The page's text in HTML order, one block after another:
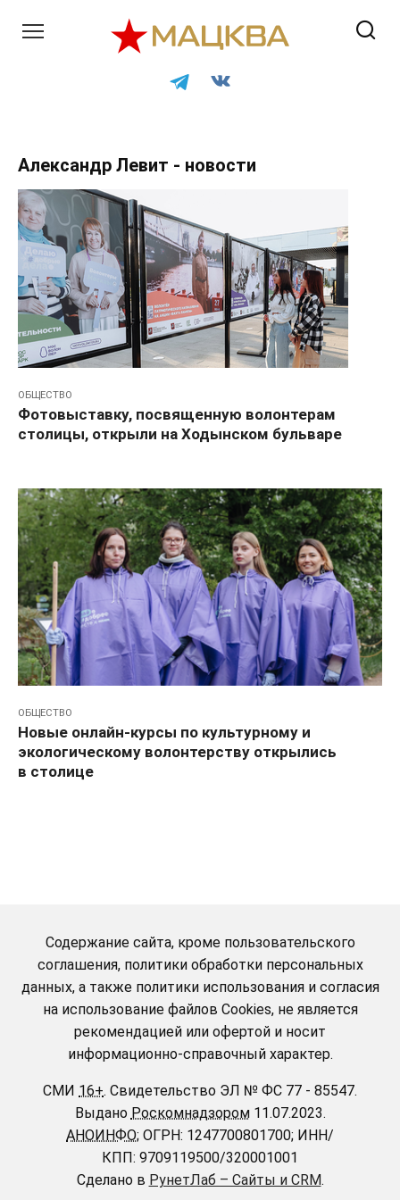
Александр Левит - новости
ОБЩЕСТВО
Фотовыставку, посвященную волонтерам
столицы, открыли на Ходынском бульваре
ОБЩЕСТВО
Новые онлайн-курсы по культурному и
экологическому волонтерству открылись
в столице
Содержание сайта, кроме пользовательского
соглашения, политики обработки персональных
данных, а также политики использования и согласия
на использование файлов Cookies, не является
рекомендацией или офертой и носит
информационно-справочный характер.
СМИ 16+. Свидетельство ЭЛ № ФС 77 - 85547.
Выдано Роскомнадзором11.07.2023.
АНОИНФО; ОГРН: 1247700801700; ИНН/
КПП: 9709119500/320001001
Сделано в РунетЛаб – Сайты и CRM.